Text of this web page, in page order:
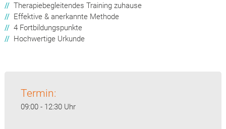
// Therapiebegleitendes Training zuhause
// Effektive & anerkannte Methode
// 4 Fortbildungspunkte
// Hochwertige Urkunde
Termin:
09:00 - 12:30 Uhr